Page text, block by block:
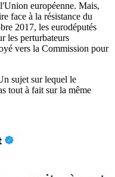
européenne. Mais,
face à la résistance du
2017, les eurodéputés
les perturbateurs
vers la Commission pour
sujet sur lequel le
tout à fait sur la même